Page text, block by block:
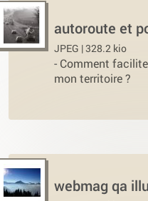
autoroute et
JPEG | 328.2 kio
- Comment
mon territoire ?
webmag qa